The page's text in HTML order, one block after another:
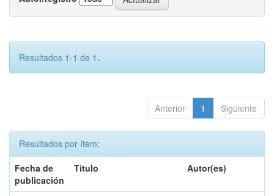
Resultados 1-1 de 1.
Anterior 1 Siguiente
Resultados por ítem:
Fecha de
publicación
Título Autor(es)